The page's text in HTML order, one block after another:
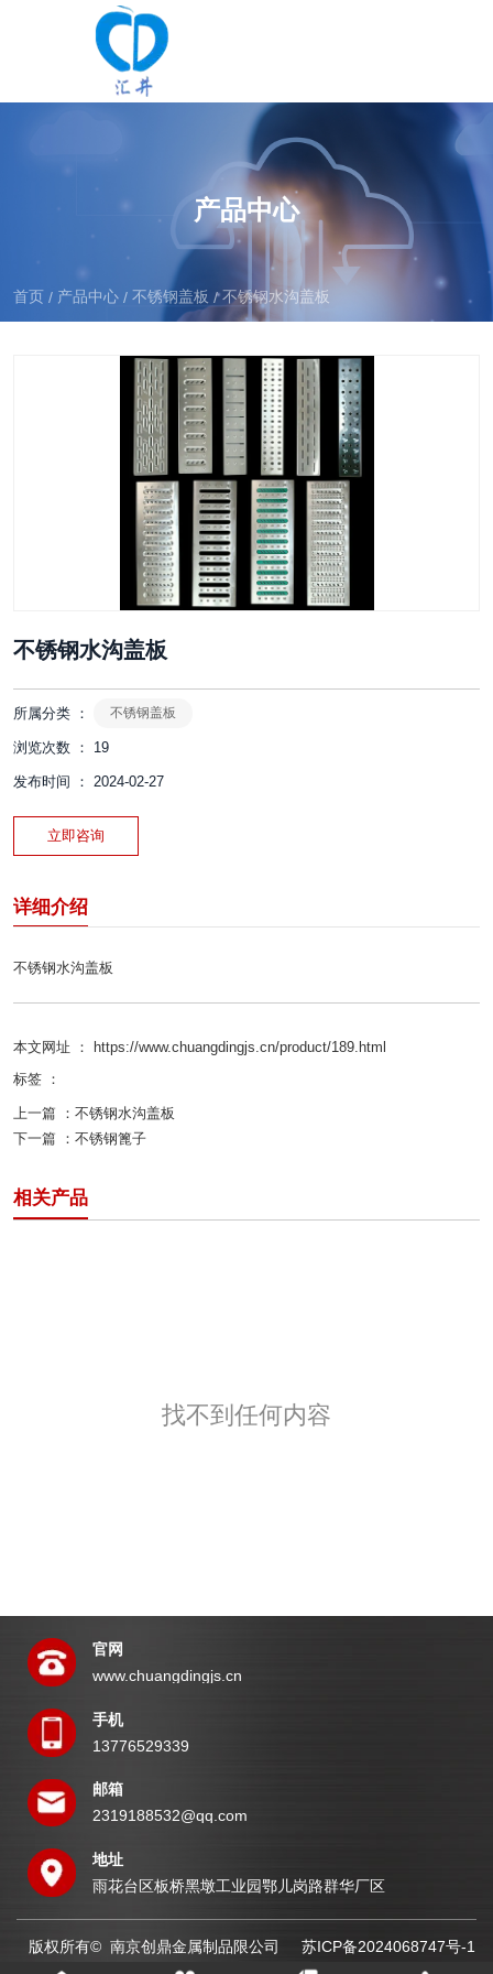
产品中心
首页 / 产品中心 / 不锈钢盖板 /不锈钢水沟盖板
不锈钢水沟盖板
所属分类 ： 不锈钢盖板
浏览次数 ： 19
发布时间 ： 2024-02-27
立即咨询
详细介绍
不锈钢水沟盖板
本文网址 ： https://www.chuangdingjs.cn/product/189.html
标签 ：
上一篇 ： 不锈钢水沟盖板
下一篇 ： 不锈钢篦子
相关产品
找不到任何内容
官网
www.chuangdingjs.cn
手机
13776529339
邮箱
2319188532@qq.com
地址
雨花台区板桥黑墩工业园鄂儿岗路群华厂区
版权所有© 南京创鼎金属制品限公司 苏ICP备2024068747号-1